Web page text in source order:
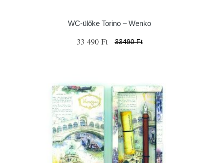
WC-ülőke Torino – Wenko
33 490 Ft 33490 Ft